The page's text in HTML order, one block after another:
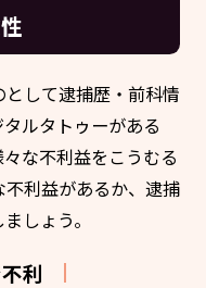
して逮捕歴・前科情
ルタトゥーがある
な不利益をこうむる
利益があるか、逮捕
しょう。
利